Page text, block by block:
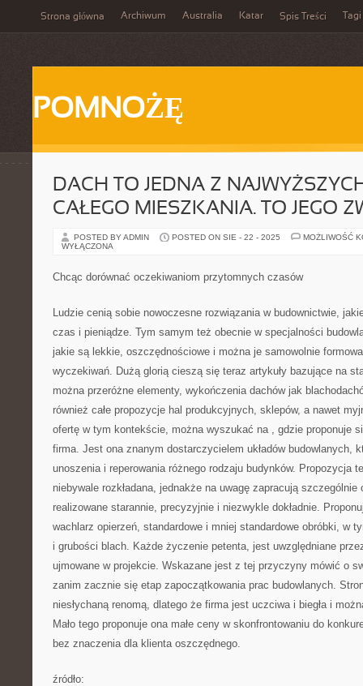
Strona główna Archiwum Australia Katar Spis Treści Tagi
POMNOŻĘ
DACH TO JEDNA Z
CAŁEGO MIESZKANIA. TO JEGO
POSTED BY ADMIN POSTED ON SIE - 22 - 2025
MOŻLIWOŚĆ
WYŁĄCZONA
Chcąc dorównać oczekiwaniom przytomnych czasów
Ludzie cenią sobie nowoczesne rozwiązania w budownictwie,
czas i pieniądze. Tym samym też obecnie w specjalności
jakie są lekkie, oszczędnościowe i można je samowolnie
wyczekiwań. Dużą glorią cieszą się teraz artykuły bazujące na
można przeróżne elementy, wykończenia dachów jak
również całe propozycje hal produkcyjnych, sklepów, a nawet
ofertę w tym kontekście, można wyszukać na , gdzie proponuje
firma. Jest ona znanym dostarczycielem układów budowlanych,
unoszenia i reperowania różnego rodzaju budynków. Propozycja
niebywale rozkładana, jednakże na uwagę zapracują
realizowane starannie, precyzyjnie i niezwykle dokładnie.
wachlarz opierzeń, standardowe i mniej standardowe obróbki, w
i grubości blach. Każde życzenie petenta, jest uwzględniane
ujmowane w projekcie. Wskazane jest z tej przyczyny mówić o
zanim zacznie się etap zapoczątkowania prac budowlanych.
niesłychaną renomą, dlatego że firma jest uczciwa i biegła i
Mało tego proponuje ona małe ceny w skonfrontowaniu do
bez znaczenia dla klienta oszczędnego.
źródło: